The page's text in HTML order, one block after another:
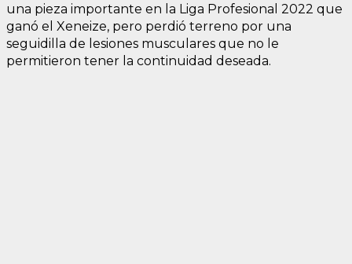
una pieza importante en la Liga Profesional 2022 que
ganó el Xeneize, pero perdió terreno por una
seguidilla de lesiones musculares que no le
permitieron tener la continuidad deseada.